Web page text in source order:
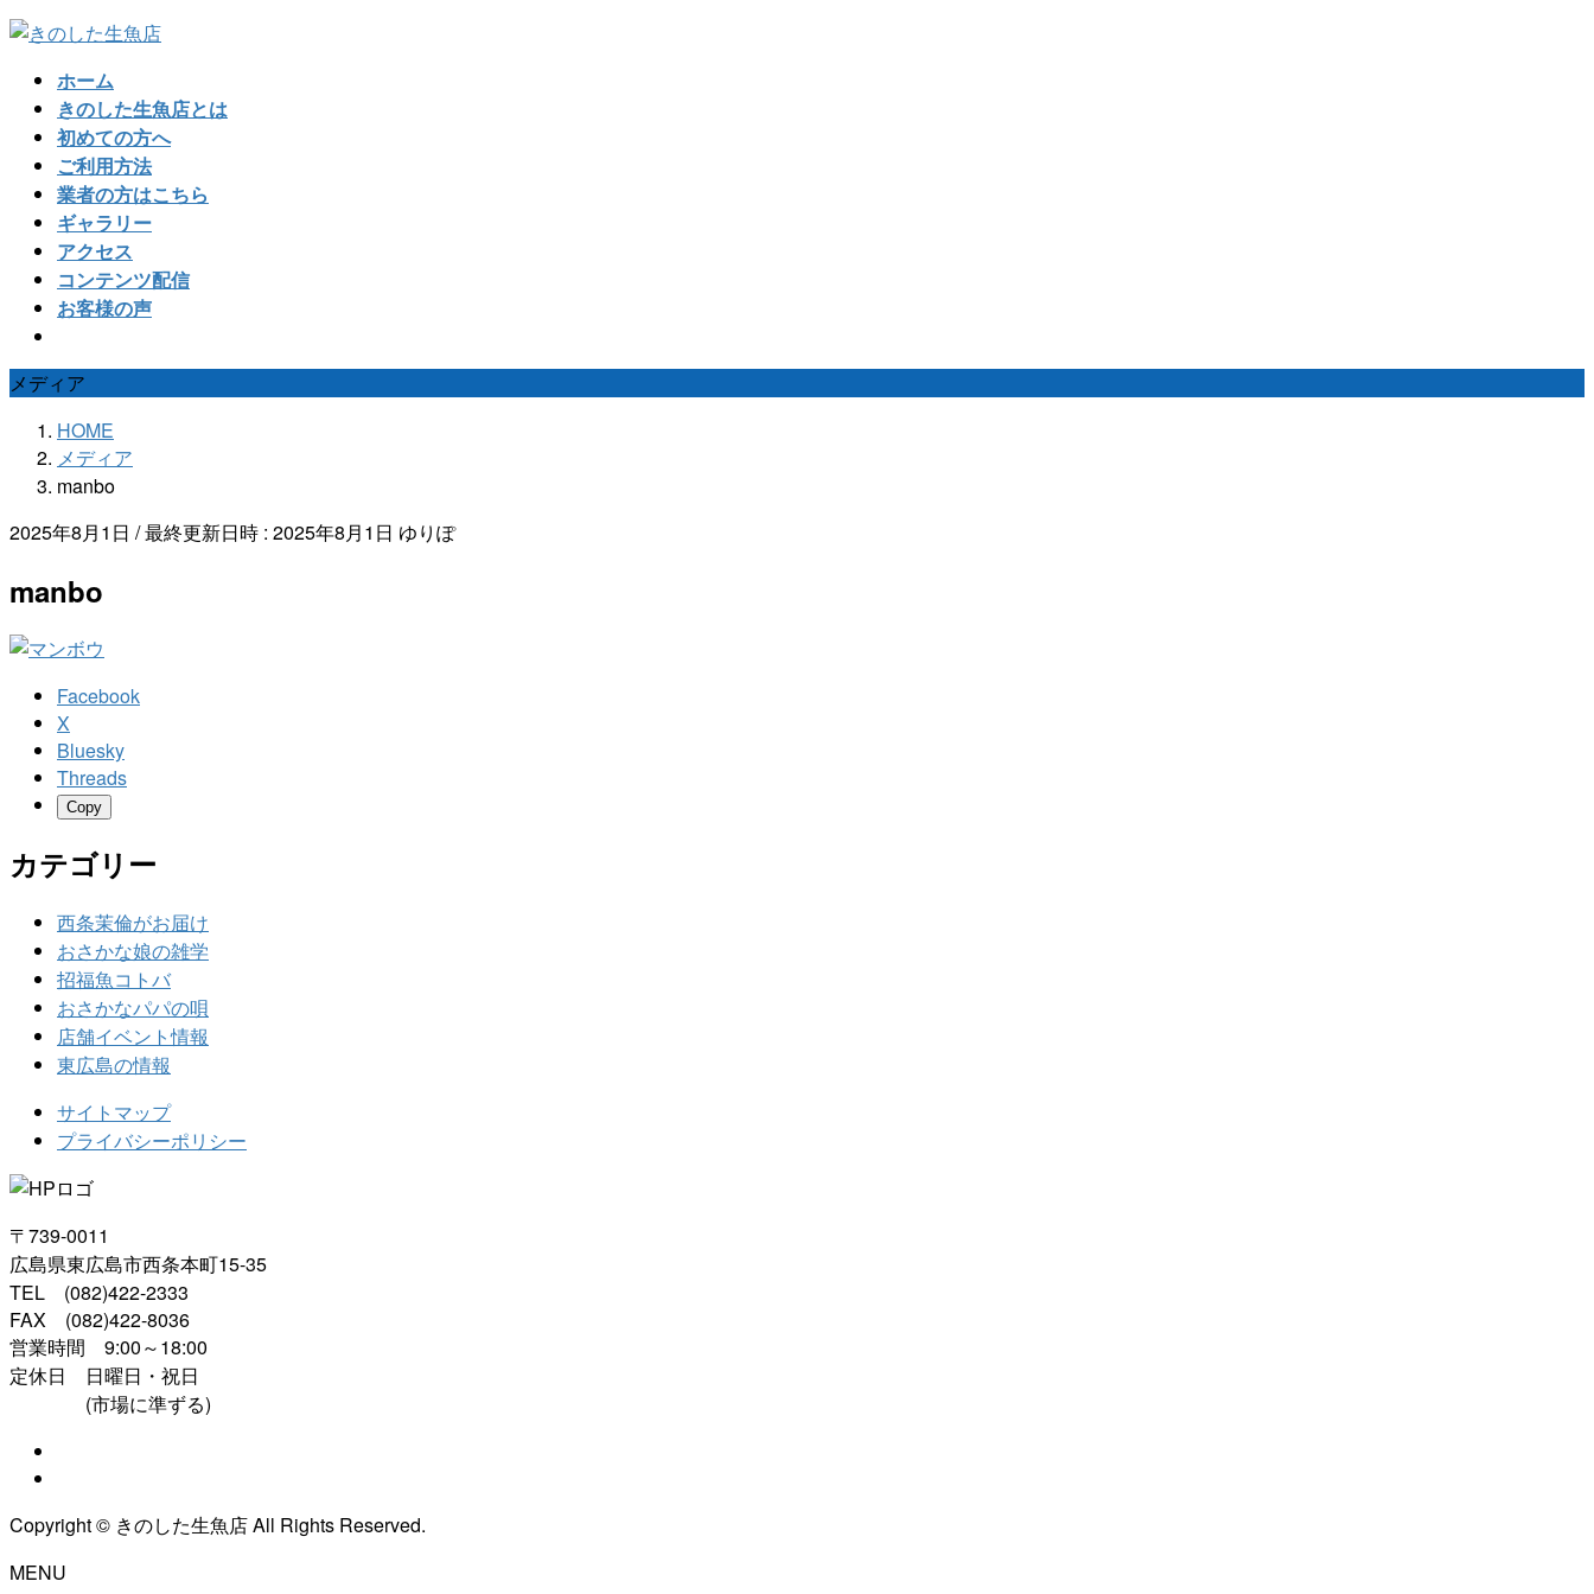
コ
ナ
ホーム
きのした生魚店とは
初めての方へ
ご利用方法
業者の方はこちら
ギャラリー
アクセス
コンテンツ配信
お客様の声
メディア
HOME
メディア
manbo
2025年8月1日 / 最終更新日時 : 2025年8月1日 ゆりぽ
manbo
Facebook
X
Bluesky
Threads
Copy
カテゴリー
西条茉倫がお届け
おさかな娘の雑学
招福魚コトバ
おさかなパパの唄
店舗イベント情報
東広島の情報
サイトマップ
プライバシーポリシー
〒739-0011
広島県東広島市西条本町15-35
TEL (082)422-2333
FAX (082)422-8036
営業時間 9:00～18:00
定休日 日曜日・祝日
(市場に準ずる)
Copyright © きのした生魚店 All Rights Reserved.
MENU